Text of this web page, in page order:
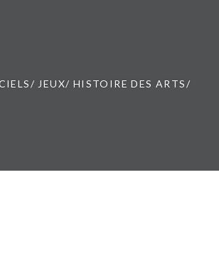
JEUX/ HISTOIRE DES ARTS/